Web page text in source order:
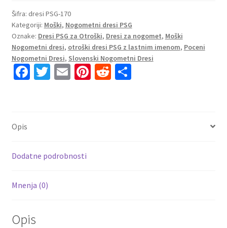
Saint-
Germain
PSG
Vratar
2025-
26
Šifra: dresi PSG-170
Kategoriji: Moški, Nogometni dresi PSG
Oznake: Dresi PSG za Otroški, Dresi za nogomet, Moški
Nogometni dresi, otroški dresi PSG z lastnim imenom, Poceni
Nogometni Dresi, Slovenski Nogometni Dresi
Fa
k
T E Pi R S
Opis
Dodatne podrobnosti
Mnenja (0)
Opis